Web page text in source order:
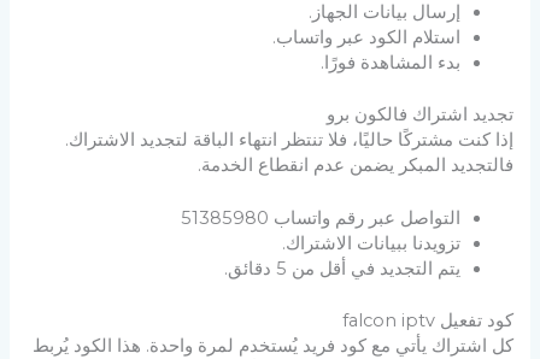
إرسال بيانات الجهاز.
استلام الكود عبر واتساب.
بدء المشاهدة فورًا.
تجديد اشتراك فالكون برو
إذا كنت مشتركًا حاليًا، فلا تنتظر انتهاء الباقة لتجديد الاشتراك.
فالتجديد المبكر يضمن عدم انقطاع الخدمة.
التواصل عبر رقم واتساب 51385980
تزويدنا ببيانات الاشتراك.
يتم التجديد في أقل من 5 دقائق.
كود تفعيل falcon iptv
كل اشتراك يأتي مع كود فريد يُستخدم لمرة واحدة. هذا الكود يُربط